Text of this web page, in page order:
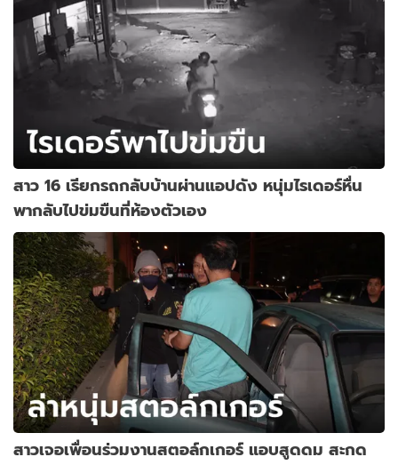
สาว 16 เรียกรถกลับบ้านผ่านแอปดัง หนุ่มไรเดอร์หื่น
พากลับไปข่มขืนที่ห้องตัวเอง
สาวเจอเพื่อนร่วมงานสตอล์กเกอร์ แอบสูดดม สะกด